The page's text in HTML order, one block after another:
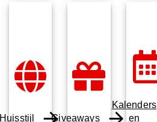
Giveaways
Kalenders
en